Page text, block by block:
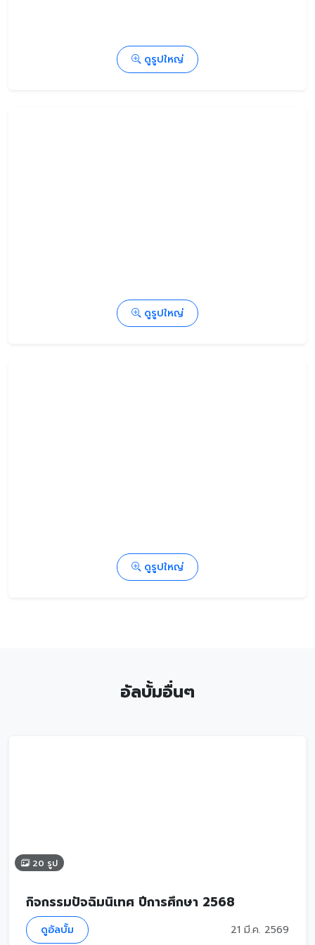
ดูรูปใหญ่
ดูรูปใหญ่
ดูรูปใหญ่
อัลบั้มอื่นๆ
20 รูป
กิจกรรมปัจฉิมนิเทศ ปีการศึกษา 2568
ดูอัลบั้ม 21 มี.ค. 2569